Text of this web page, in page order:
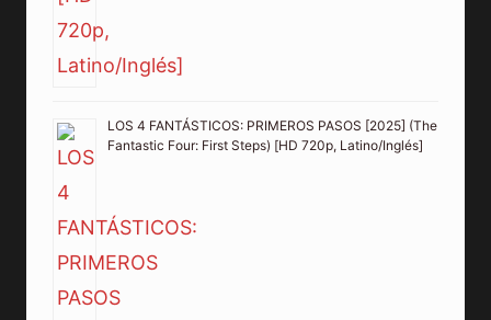
LOS 4 FANTÁSTICOS: PRIMEROS PASOS [2025] (The
Fantastic Four: First Steps) [HD 720p, Latino/Inglés]